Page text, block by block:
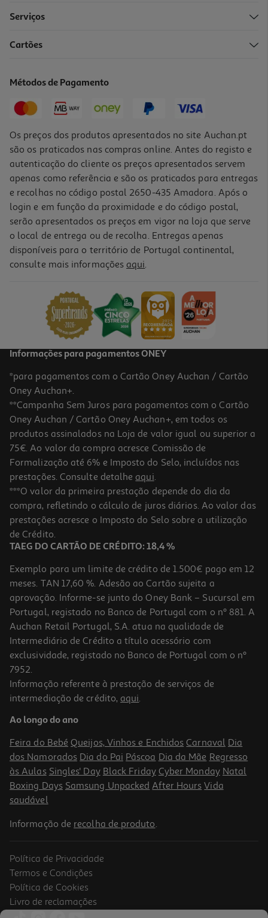
Price reduced from
24,20 €to
Promoção
Condicionador Kativa Total Plex 355 Ml
13,25 €
Condicionador Novex Powermax Harmonização Ca 300ml
22.43 €/Lt
6,73 €
-20%
Condicionador Nizoral Care 200ml
8.62 €/un
8,62 €
Promoção
Serviços
Cartões
Métodos de Pagamento
Os preços dos produtos apresentados no site Auchan.pt
são os praticados nas compras online. Antes do registo e
autenticação do cliente os preços apresentados servem
apenas como referência e são os praticados para entregas
e recolhas no código postal 2650-435 Amadora. Após o
login e em função da proximidade e do código postal,
serão apresentados os preços em vigor na loja que serve
o local de entrega ou de recolha. Entregas apenas
disponíveis para o território de Portugal continental,
consulte mais informações aqui.
Informações para pagamentos ONEY
*para pagamentos com o Cartão Oney Auchan / Cartão
Oney Auchan+.
**Campanha Sem Juros para pagamentos com o Cartão
Oney Auchan / Cartão Oney Auchan+, em todos os
produtos assinalados na Loja de valor igual ou superior a
75€. Ao valor da compra acresce Comissão de
Formalização até 6% e Imposto do Selo, incluídos nas
prestações. Consulte detalhe aqui.
***O valor da primeira prestação depende do dia da
compra, refletindo o cálculo de juros diários. Ao valor das
prestações acresce o Imposto do Selo sobre a utilização
de Crédito.
TAEG DO CARTÃO DE CRÉDITO: 18,4 %
Exemplo para um limite de crédito de 1.500€ pago em 12
meses. TAN 17,60 %. Adesão ao Cartão sujeita a
aprovação. Informe-se junto do Oney Bank – Sucursal em
Portugal, registado no Banco de Portugal com o nº 881. A
Auchan Retail Portugal, S.A. atua na qualidade de
Intermediário de Crédito a título acessório com
exclusividade, registado no Banco de Portugal com o nº
7952.
Informação referente à prestação de serviços de
intermediação de crédito, aqui.
Ao longo do ano
Feira do Bebé Queijos, Vinhos e Enchidos Carnaval Dia
dos Namorados Dia do Pai Páscoa Dia da Mãe Regresso
às Aulas Singles' Day Black Friday Cyber Monday Natal
Boxing Days Samsung Unpacked After Hours Vida
saudável
Informação de recolha de produto.
Política de Privacidade
Termos e Condições
Política de Cookies
Livro de reclamações